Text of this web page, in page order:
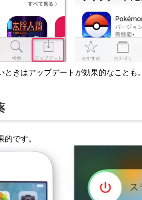
きはアップデートが効果的なことも。
的です。